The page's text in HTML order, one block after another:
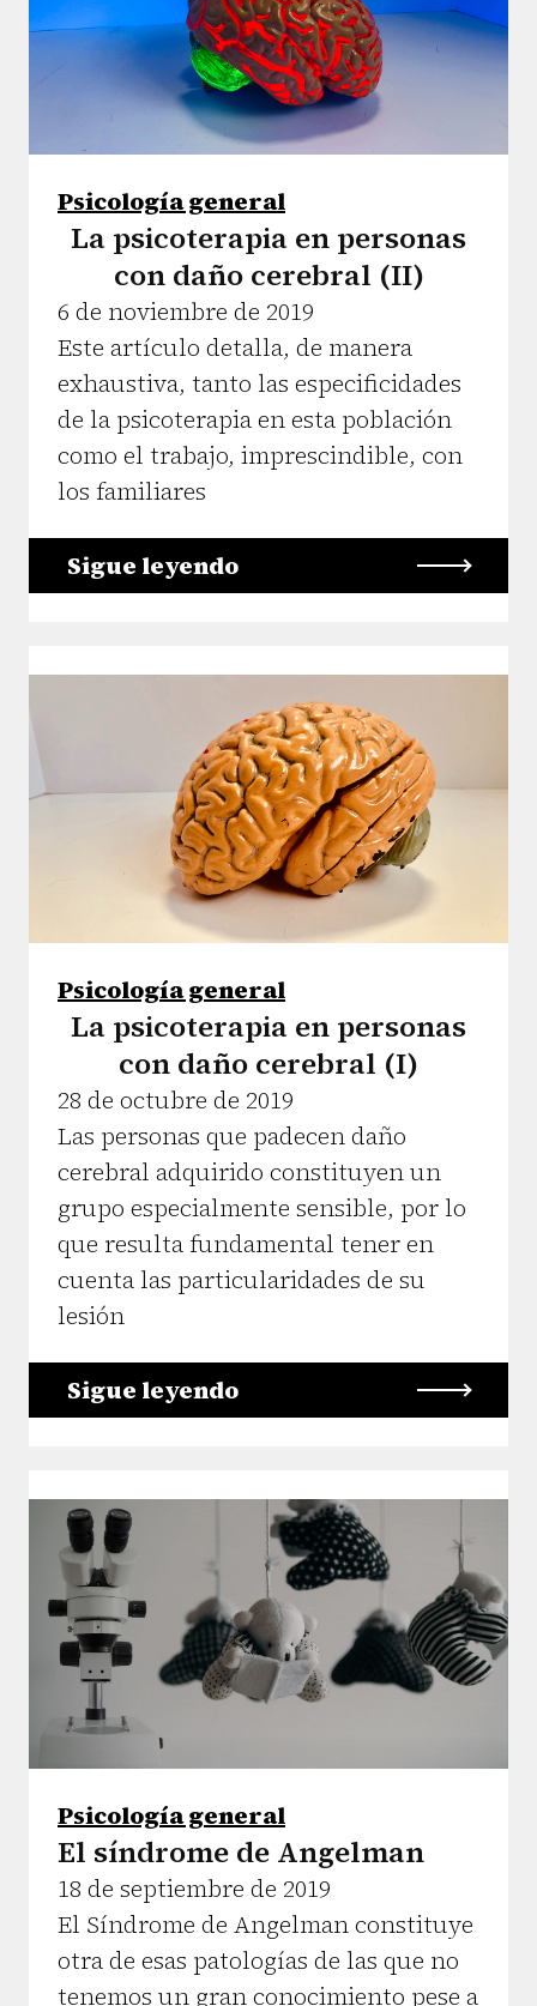
Psicología general
La psicoterapia en personas
con daño cerebral (II)
6 de noviembre de 2019
Este artículo detalla, de manera
exhaustiva, tanto las especificidades
de la psicoterapia en esta población
como el trabajo, imprescindible, con
los familiares
Sigue leyendo
Psicología general
La psicoterapia en personas
con daño cerebral (I)
28 de octubre de 2019
Las personas que padecen daño
cerebral adquirido constituyen un
grupo especialmente sensible, por lo
que resulta fundamental tener en
cuenta las particularidades de su
lesión
Sigue leyendo
Psicología general
El síndrome de Angelman
18 de septiembre de 2019
El Síndrome de Angelman constituye
otra de esas patologías de las que no
tenemos un gran conocimiento pese a